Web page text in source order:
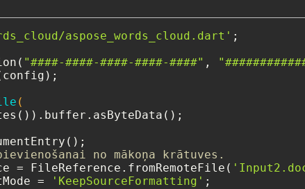
aspose_words_cloud.dart' ;
"####-####-####-####-####" ,
(
no mākoņa krātuves.
= FileReference.fromRemoteFile(
=
'KeepSourceFormatting' ;